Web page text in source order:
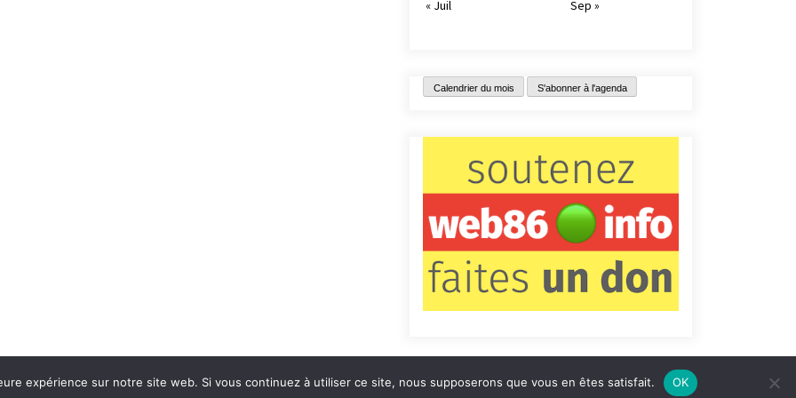
« Juil
Sep »
Calendrier du mois S'abonner à l'agenda
Contact Qui sommes-nous ? Informations légales
expérience sur notre site web. Si vous continuez à utiliser ce site, nous supposerons que vous en êtes satisfait. OK